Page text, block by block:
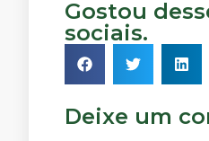
Gostou
sociais.
Deixe um